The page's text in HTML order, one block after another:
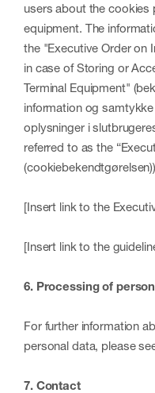
users about the cookies
equipment. The
the "Executive Order on
in case of Storing or
Terminal Equipment" (
information og
oplysninger i
referred to as the
(cookiebekendtgørelsen
[Insert link to the
[Insert link to the
6. Processing of
For further information
personal data, please
7. Contact